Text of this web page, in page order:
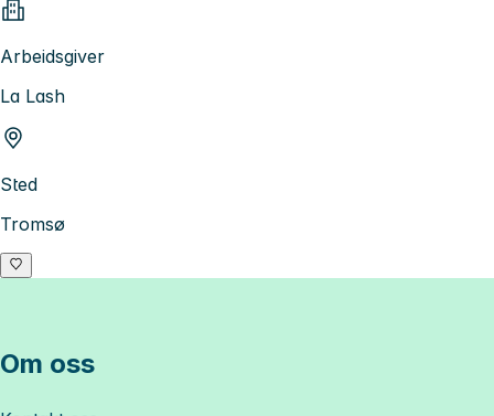
Arbeidsgiver
La Lash
Sted
Tromsø
Om oss